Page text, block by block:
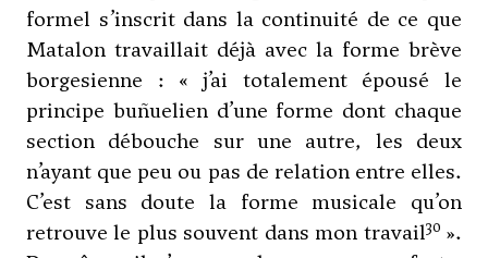
formel s’inscrit dans la continuité de ce que
Matalon travaillait déjà avec la forme brève
borgesienne : « j’ai totalement épousé le
principe buñuelien d’une forme dont chaque
section débouche sur une autre, les deux
n’ayant que peu ou pas de relation entre elles.
C’est sans doute la forme musicale qu’on
retrouve le plus souvent dans mon travail30 ».